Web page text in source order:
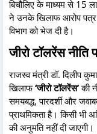
बिचौलिए के माध्यम से 15
ने उनके खिलाफ आरोप पत्र
विभाग को भेज दी है।
जीरो टॉलरेंस
राजस्व मंत्री डॉ. दिलीप
खिलाफ‘जीरो टॉलरेंस’की
समयबद्ध, पारदर्शी और
प्राथमिकता है। किसी भी
की अनुमति नहीं दी जाएगी।